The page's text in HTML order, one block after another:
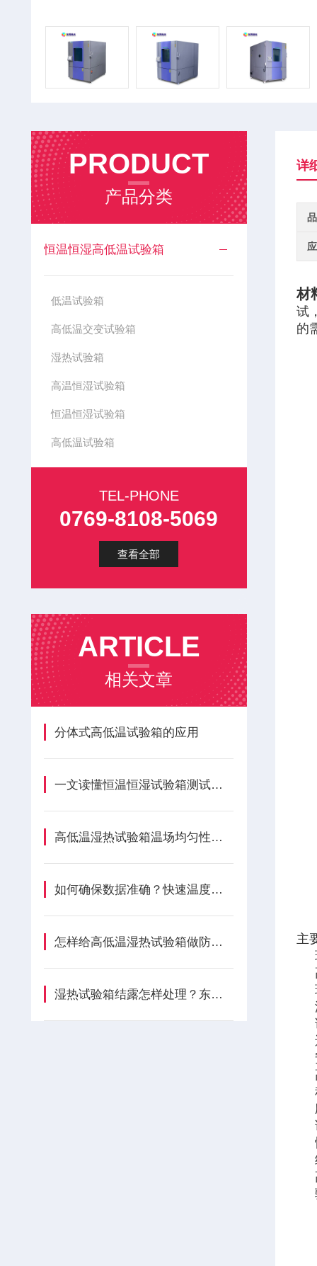
PRODUCT
产品分类
恒温恒湿高低温试验箱
低温试验箱
高低温交变试验箱
湿热试验箱
高温恒湿试验箱
恒温恒湿试验箱
高低温试验箱
TEL-PHONE
0769-8108-5069
查看全部
ARTICLE
相关文章
分体式高低温试验箱的应用
一文读懂恒温恒湿试验箱测试规范
高低温湿热试验箱温场均匀性变差？如何解决无报错隐性损耗成因
如何确保数据准确？快速温度变化湿热试验箱的计量校准周期与方法
怎样给高低温湿热试验箱做防锈处理呢？
湿热试验箱结露怎样处理？东莞皓天实操指南
详
材
试
的
主